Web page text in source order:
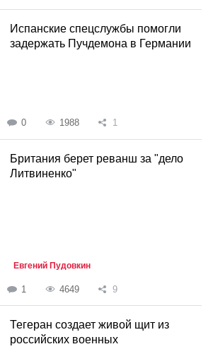
Испанские спецслужбы помогли
задержать Пучдемона в Германии
0 1988 1
Британия берет реванш за "дело
Литвиненко"
Евгений Пудовкин
1 4649 9
Тегеран создает живой щит из
российских военных